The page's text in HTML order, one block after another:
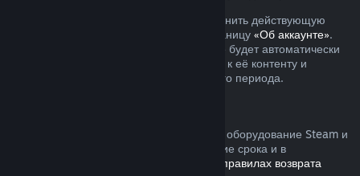
Обратите внимание, что вы можете отменить действующую
подписку в любое время, перейдя на станицу «Об аккаунте».
После отмены ваша подписка больше не будет автоматически
продлеваться, но у вас останется доступ к её контенту и
преимуществам до окончания платёжного периода.
Вы можете запросить возврат средств за оборудование Steam и
аксессуары, купленные в Steam, в течение срока и в
правилах возврата